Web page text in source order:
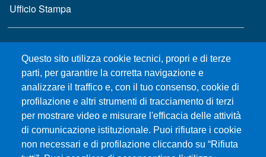
Questo sito utilizza cookie tecnici, propri e di terze
parti, per garantire la corretta navigazione e
analizzare il traffico e, con il tuo consenso, cookie di
profilazione e altri strumenti di tracciamento di terzi
per mostrare video e misurare l'efficacia delle attività
di comunicazione istituzionale. Puoi rifiutare i cookie
non necessari e di profilazione cliccando su “Rifiuta
Ufficio Stampa
MENÙ FOOTER 2
Gare d'appalto
Albo online
CIAM - Servizi Informatici
Brand Identity
Elenco siti tematici
Servizi per Disabilità e DSA